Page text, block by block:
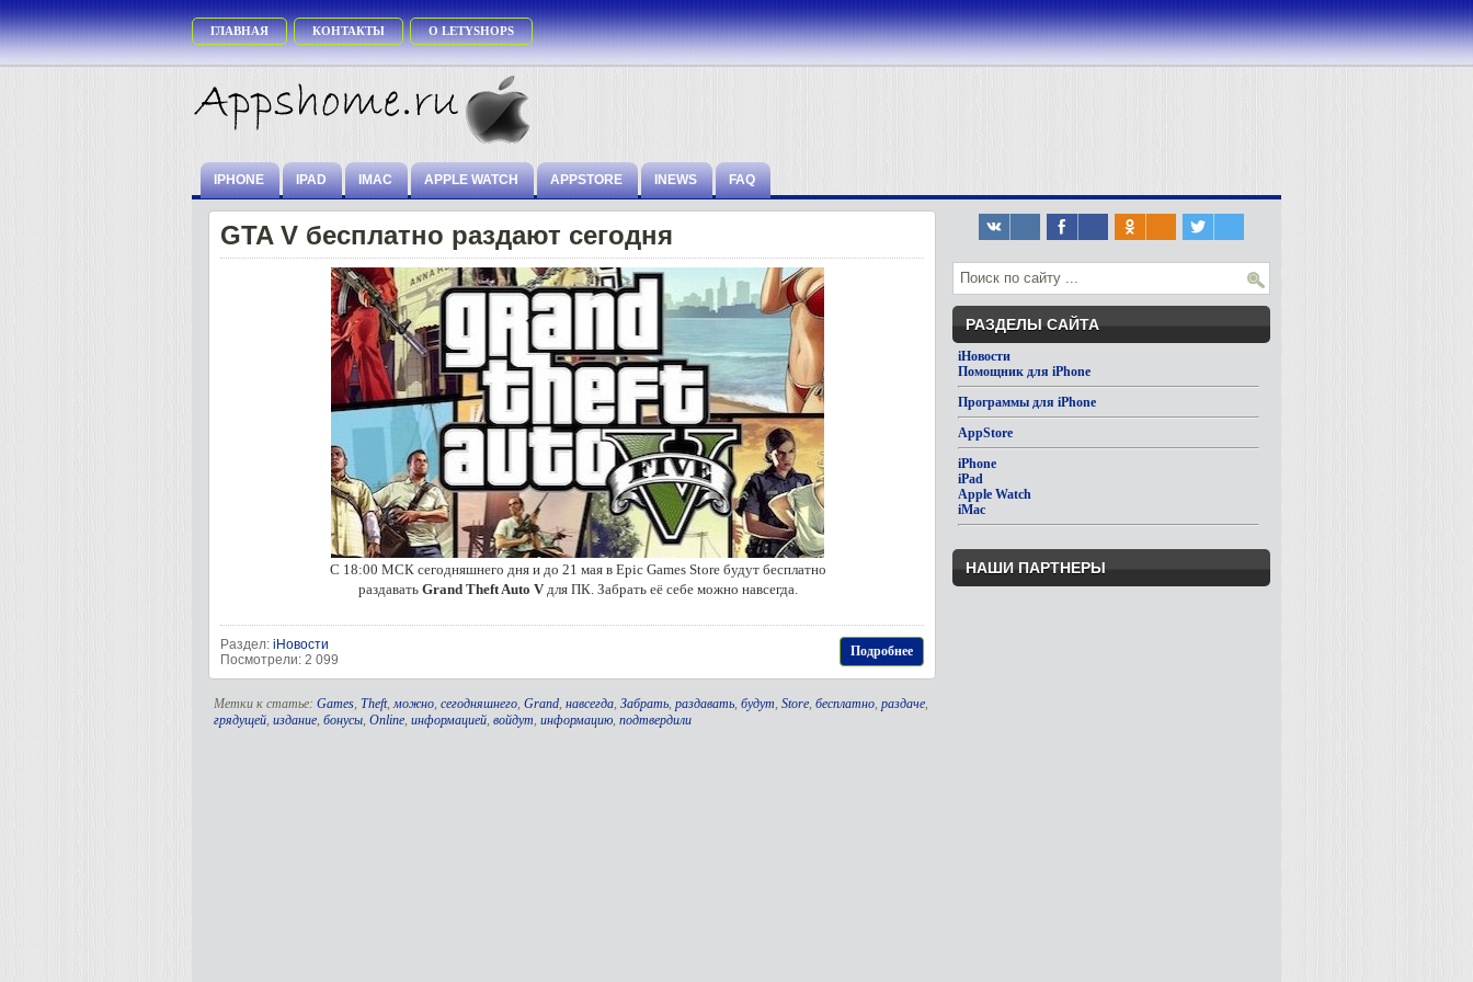
ГЛАВНАЯ КОНТАКТЫ О LETYSHOPS
IPHONE IPAD IMAC APPLE WATCH APPSTORE INEWS FAQ
GTA V бесплатно раздают сегодня
С 18:00 МСК сегодняшнего дня и до 21 мая в Epic Games Store будут бесплатно
раздавать Grand Theft Auto V для ПК. Забрать её себе можно навсегда.
Раздел: iНовости
Посмотрели: 2 099
Подробнее
Метки к статье: Games, Theft,можно, сегодняшнего, Grand, навсегда, Забрать, раздавать, будут, Store, бесплатно, раздаче,
грядущей, издание, бонусы, Online, информацией, войдут, информацию, подтвердили
РАЗДЕЛЫ САЙТА
iНовости
Помощник для iPhone
Программы для iPhone
AppStore
iPhone
iPad
Apple Watch
iMac
НАШИ ПАРТНЕРЫ